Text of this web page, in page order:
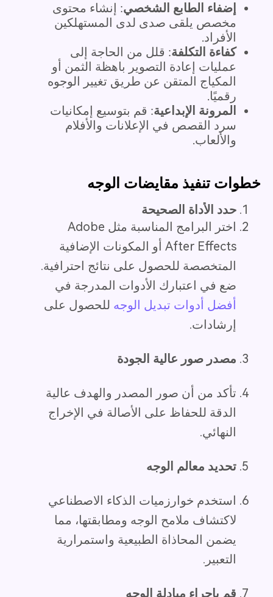
إضفاء الطابع الشخصي: إنشاء محتوى
مخصص يلقى صدى لدى المستهلكين
الأفراد.
كفاءة التكلفة: قلل من الحاجة إلى
عمليات إعادة التصوير باهظة الثمن أو
المكياج المتقن عن طريق تغيير الوجوه
رقميًا.
المرونة الإبداعية: قم بتوسيع إمكانيات
سرد القصص في الإعلانات والأفلام
والألعاب.
خطوات تنفيذ مقايضات الوجه
حدد الأداة الصحيحة
اختر البرامج المناسبة مثل Adobe
After Effects أو المكونات الإضافية
المتخصصة للحصول على نتائج احترافية.
ضع في اعتبارك الأدوات المدرجة في
أفضل أدوات تبديل الوجه للحصول على
إرشادات.
مصدر صور عالية الجودة
تأكد من أن صور المصدر والهدف عالية
الدقة للحفاظ على الأصالة في الإخراج
النهائي.
تحديد معالم الوجه
استخدم خوارزميات الذكاء الاصطناعي
لاكتشاف ملامح الوجه ومطابقتها، مما
يضمن المحاذاة الطبيعية واستمرارية
التعبير.
قم بإجراء مبادلة الوجه